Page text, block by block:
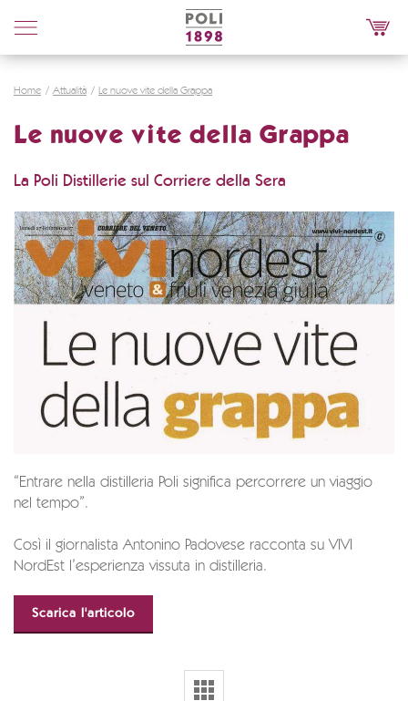
Poli
Distillerie
Home Attualità Le nuove vite della Grappa
Le nuove vite della Grappa
La Poli Distillerie sul Corriere della Sera
“Entrare nella distilleria Poli significa percorrere un viaggio
nel tempo”.
Così il giornalista Antonino Padovese racconta su VIVI
NordEst l’esperienza vissuta in distilleria.
Scarica l'articolo